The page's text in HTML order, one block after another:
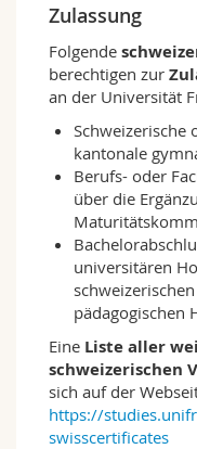
eingebettet.
des Studiums.
Grundlagen- als
Menschen, ihre
und
im
Vielfalt von
Theoretisches,
methodisches
integriert
damit ein
Kompetenzen,
Einstieg in den
empirische
im zweiten und
Gelernte
Zulassung
Folgende
berechtigen zur
an der Universität
Schweizerische
kantonale
Berufs- oder
über die
universitären
pädagogischen
Eine Liste aller
schweizerischen
sich auf der
https://
swisscertificates